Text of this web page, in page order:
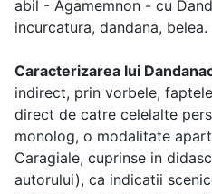
abil - Agamemnon - cu
incurcatura, dandana, belea.
Caracterizarea lui
indirect, prin vorbele,
direct de catre celelalte
monolog, o modalitate
Caragiale, cuprinse in
autorului), ca indicatii